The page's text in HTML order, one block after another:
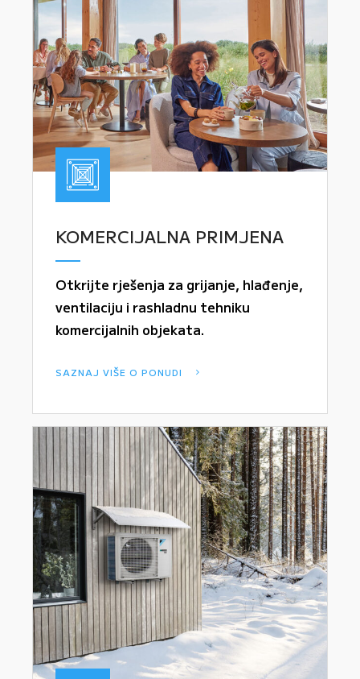
KOMERCIJALNA PRIMJENA
Otkrijte rješenja za grijanje, hlađenje,
ventilaciju i rashladnu tehniku
komercijalnih objekata.
SAZNAJ VIŠE O PONUDI